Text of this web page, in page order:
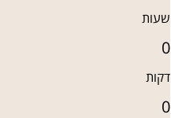
שעות
0
דקות
0